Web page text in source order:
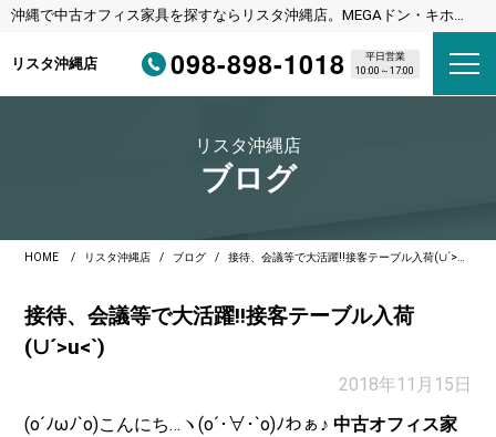
沖縄で中古オフィス家具を探すならリスタ沖縄店。MEGAドン・キホー
リスタ沖縄店
098-898-1018
平日営業
10:00～17:00
リスタ沖縄店
ブログ
HOME リスタ沖縄店 ブログ 接待、会議等で大活躍!!接客テーブル入荷(∪´>u<`)
接待、会議等で大活躍!!接客テーブル入荷
(∪´>u<`)
2018年11月15日
(o´ﾉωﾉ`o)こんにち…ヽ(o´･∀･`o)ﾉわぁ♪中古オフィス家